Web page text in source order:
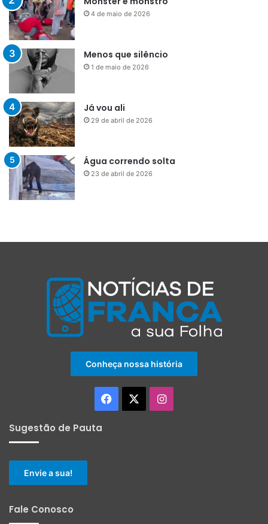
4 de maio de 2026
Menos que silêncio
1 de maio de 2026
Já vou ali
29 de abril de 2026
Água correndo solta
23 de abril de 2026
Conheça nossa história
Facebook Instagram
Sugestão de Pauta
Envie a sua!
Fale Conosco